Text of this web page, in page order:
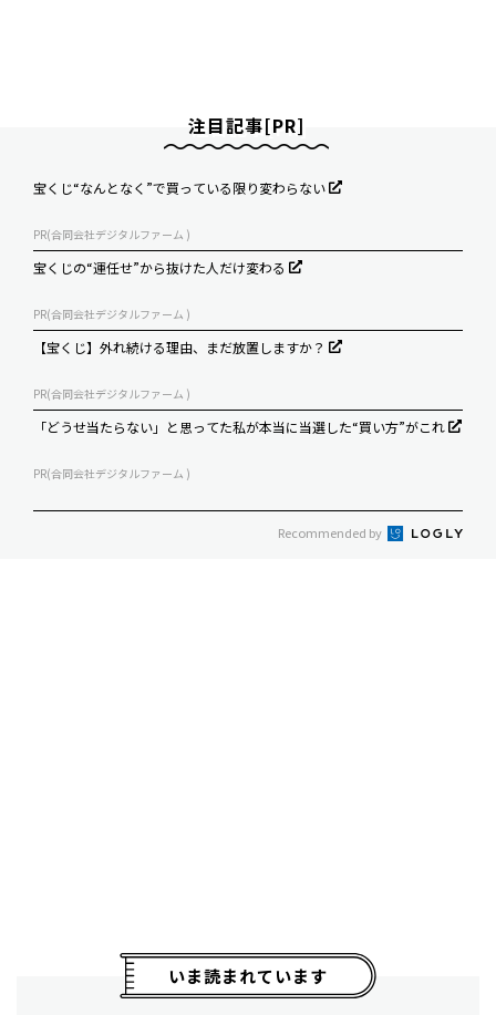
注目記事[PR]
宝くじ“なんとなく”で買っている限り変わらない
PR(合同会社デジタルファーム )
宝くじの“運任せ”から抜けた人だけ変わる
PR(合同会社デジタルファーム )
【宝くじ】外れ続ける理由、まだ放置しますか？
PR(合同会社デジタルファーム )
「どうせ当たらない」と思ってた私が本当に当選した“買い方”がこれ
PR(合同会社デジタルファーム )
Recommended by
いま読まれています